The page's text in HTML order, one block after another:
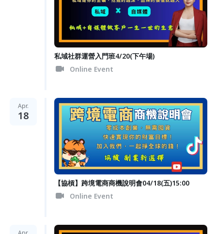
私域社群運營入門班4/20(下午場)
Online Event
Apr.
18
【協槓】跨境電商商機說明會04/18(五)15:00
Online Event